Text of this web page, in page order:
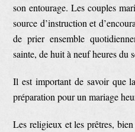
son entourage. Les couples
source d’instruction et
de prier ensemble
sainte, de huit à neuf heures du
Il est important de savoir que
préparation pour un mariage
Les religieux et les prêtres,